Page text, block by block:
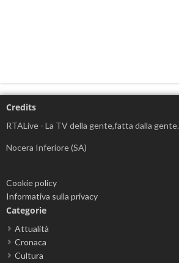
Credits
RTALive - La TV della gente,fatta dalla gente.
Nocera Inferiore (SA)
Cookie policy
Informativa sulla privacy
Categorie
Attualità
Cronaca
Cultura